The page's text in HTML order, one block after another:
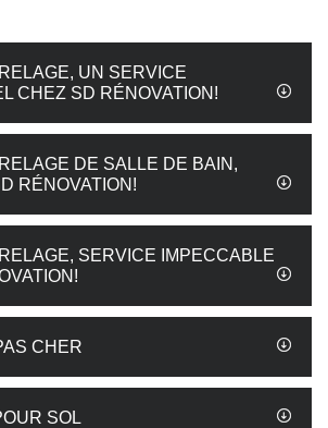
UN SERVICE
CHEZ SD RÉNOVATION!
DE SALLE DE BAIN,
RÉNOVATION!
SERVICE IMPECCABLE
CHER
SOL